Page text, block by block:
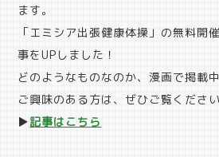
ます。
「エミシア出張健康体操」の無料開
事をUPしました！
どのようなものなのか、漫画で掲載中
ご興味のある方は、ぜひご覧ください
▶︎記事はこちら